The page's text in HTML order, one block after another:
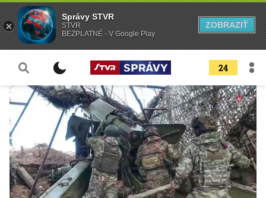
24
Správy STVR
STVR
BEZPLATNÉ - V Google Play
ZOBRAZIŤ